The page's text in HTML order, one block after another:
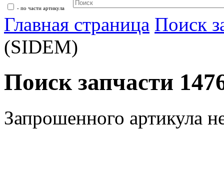
- по части артикула
Главная страница Поиск
(SIDEM)
Поиск запчасти
Запрошенного артикула